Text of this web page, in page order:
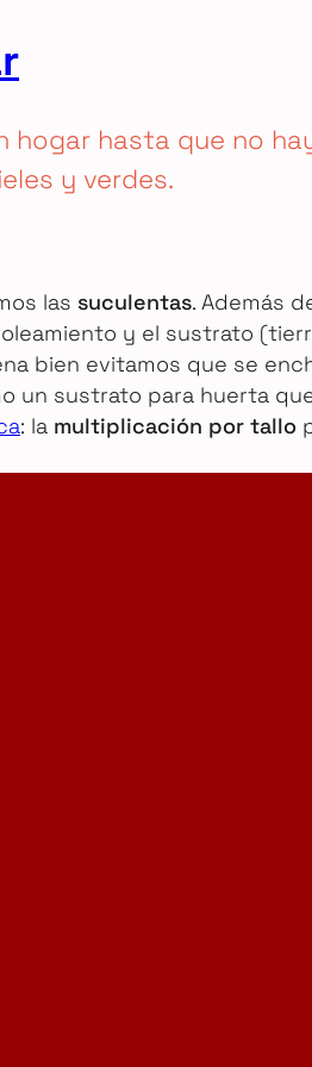
hasta que no
y verdes.
las suculentas. Además
y el sustrato
bien evitamos que se
un sustrato para huerta
: la multiplicación por tallo